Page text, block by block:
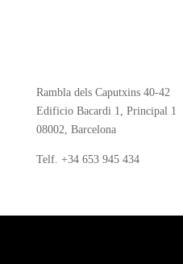
Rambla dels Caputxins 40-42
Edificio Bacardi 1, Principal 1
08002, Barcelona
Telf. +34 653 945 434